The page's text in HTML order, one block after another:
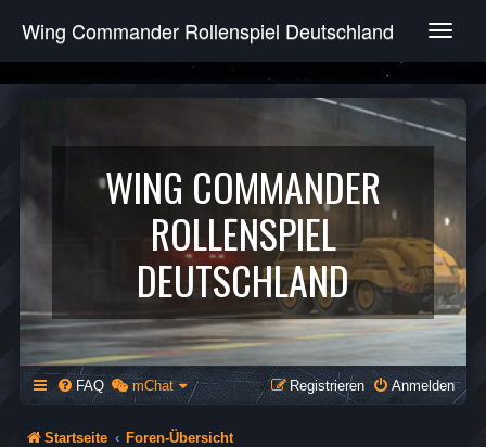
T
g
e
v
g
a
t
i
o
n
Wing Commander Rollenspiel Deutschland
WING COMMANDER
ROLLENSPIEL
DEUTSCHLAND
FAQ mChat Anmelden
Registrieren
Startseite Foren-Übersicht